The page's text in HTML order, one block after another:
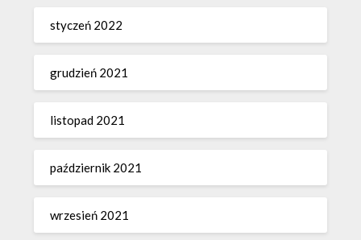
styczeń 2022
grudzień 2021
listopad 2021
październik 2021
wrzesień 2021